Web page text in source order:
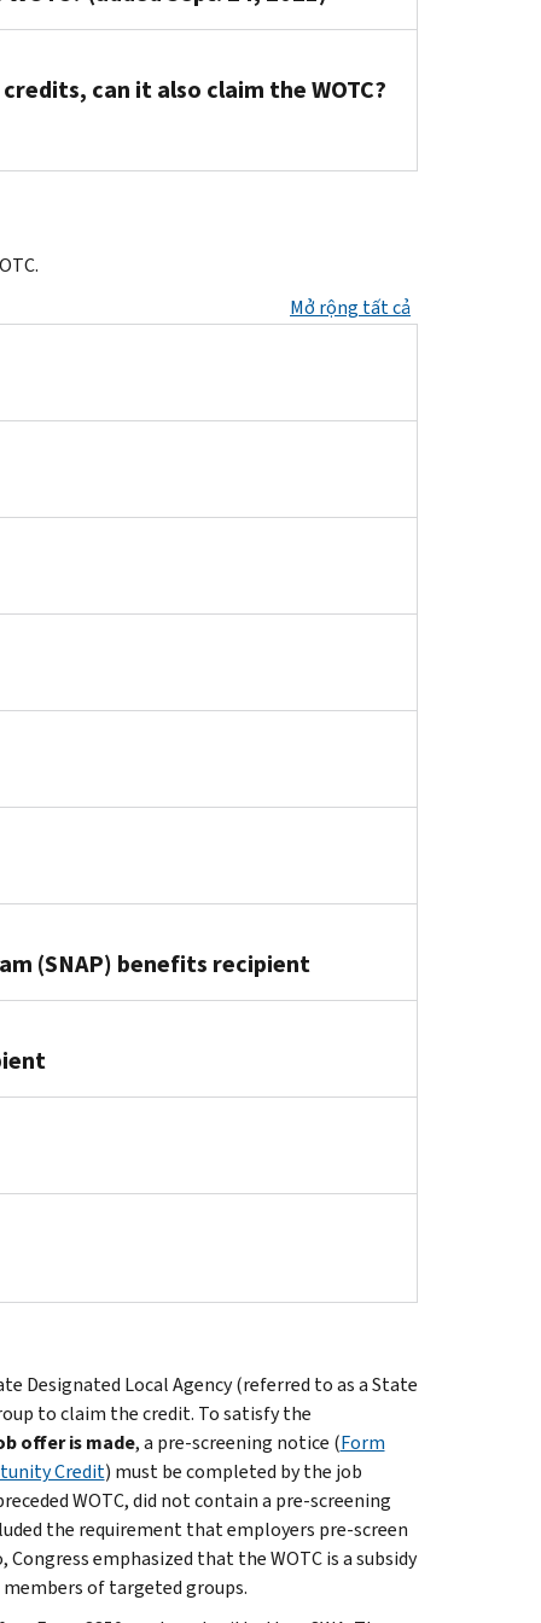
can it also claim the WOTC?
Mở rộng tất cả
(SNAP) benefits recipient
Designated Local Agency (referred to as a State
to claim the credit. To satisfy the
offer is made, a pre-screening notice (Form
Credit) must be completed by the job
WOTC, did not contain a pre-screening
the requirement that employers pre-screen
emphasized that the WOTC is a subsidy
of targeted groups.